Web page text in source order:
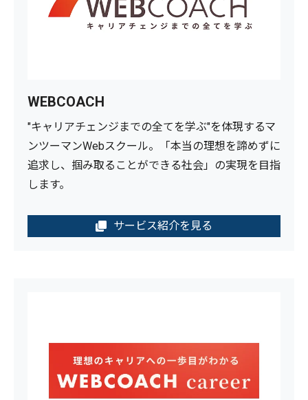
WEBCOACH
"キャリアチェンジまでの全てを学ぶ"を体現するマ
ンツーマンWebスクール。「本当の理想を諦めずに
追求し、掴み取ることができる社会」の実現を目指
します。
サービス紹介を見る